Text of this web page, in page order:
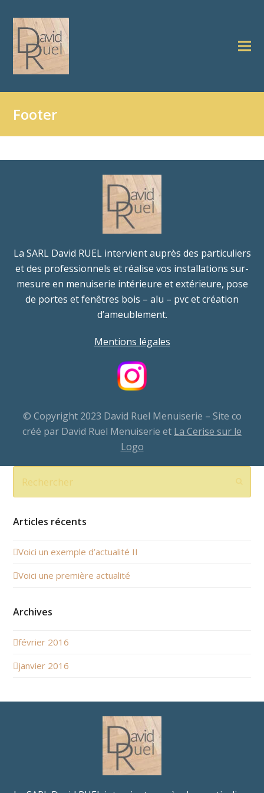
Footer
La SARL David RUEL intervient auprès des particuliers
et des professionnels et réalise vos installations sur-
mesure en menuiserie intérieure et extérieure, pose
de portes et fenêtres bois – alu – pvc et création
d’ameublement.
Mentions légales
© Copyright 2023 David Ruel Menuiserie – Site co
créé par David Ruel Menuiserie et La Cerise sur le
Logo
Articles récents
Voici un exemple d’actualité II
Voici une première actualité
Archives
février 2016
janvier 2016